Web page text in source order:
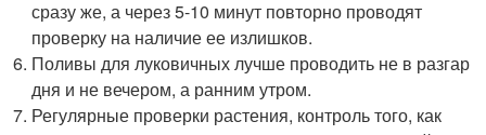
сразу же, а через 5-10 минут повторно проводят
проверку на наличие ее излишков.
Поливы для луковичных лучше проводить не в разгар
дня и не вечером, а ранним утром.
Регулярные проверки растения, контроль того, как